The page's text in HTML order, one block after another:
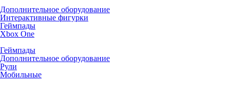
Дополнительное оборудование
Интерактивные фигурки
Геймпады
Xbox One
Геймпады
Дополнительное оборудование
Рули
Мобильные